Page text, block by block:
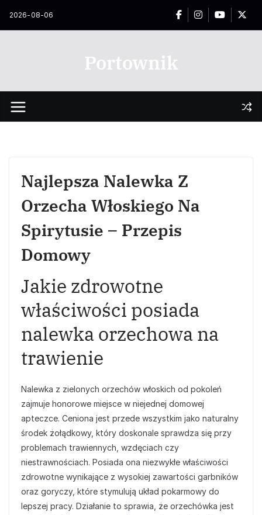
2026-08-06
Portownik
Najlepsza Nalewka Z
Orzecha Włoskiego Na
Spirytusie – Przepis
Domowy
Jakie zdrowotne
właściwości posiada
nalewka orzechowa na
trawienie
Nalewka z zielonych orzechów włoskich od pokoleń
zajmuje honorowe miejsce w niejednej domowej
apteczce. Ceniona jest przede wszystkim jako naturalny
środek żołądkowy, który doskonale sprawdza się przy
problemach trawiennych, wzdęciach czy
niestrawnościach. Posiada ona niezwykłe właściwości
zdrowotne wynikające z wysokiej zawartości garbników
oraz goryczy, które stymulują układ pokarmowy do
lepszej pracy. Działanie to sprawia, że orzechówka jest